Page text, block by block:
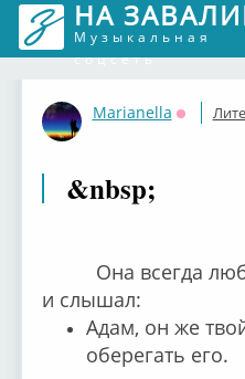
НА
Музыкальная
соцсеть
Marianella
&nbsp;
Она всегда
и слышал:
Адам, он же
оберегать его.